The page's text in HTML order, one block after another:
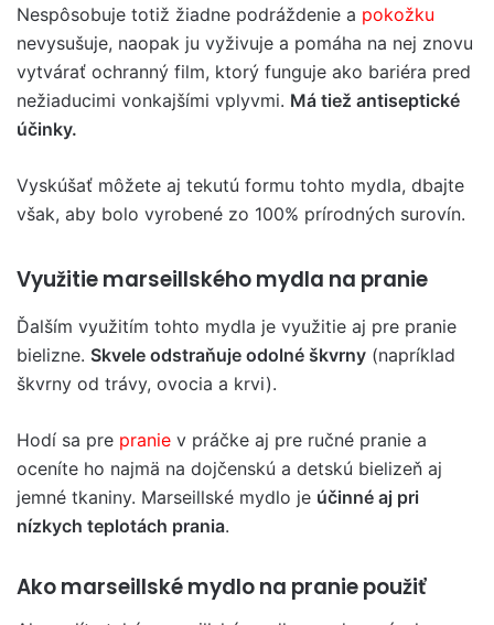
Nespôsobuje totiž žiadne podráždenie a pokožku
nevysušuje, naopak ju vyživuje a pomáha na nej znovu
vytvárať ochranný film, ktorý funguje ako bariéra pred
nežiaducimi vonkajšími vplyvmi. Má tiež antiseptické
účinky.
Vyskúšať môžete aj tekutú formu tohto mydla, dbajte
však, aby bolo vyrobené zo 100% prírodných surovín.
Využitie marseillského mydla na pranie
Ďalším využitím tohto mydla je využitie aj pre pranie
bielizne. Skvele odstraňuje odolné škvrny (napríklad
škvrny od trávy, ovocia a krvi).
Hodí sa pre pranie v práčke aj pre ručné pranie a
oceníte ho najmä na dojčenskú a detskú bielizeň aj
jemné tkaniny. Marseillské mydlo je účinné aj pri
nízkych teplotách prania.
Ako marseillské mydlo na pranie použiť